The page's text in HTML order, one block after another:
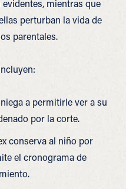
mientras que
perturban la vida de
parentales.
a permitirle ver a su
por la corte.
conserva al niño por
el cronograma de